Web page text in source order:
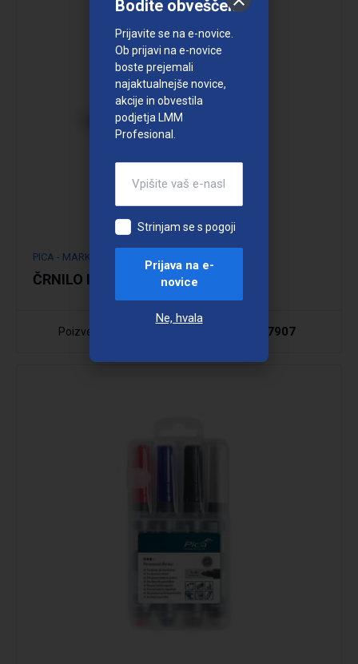
PICA - MARKER
ČRNILO INK IN BIG INK
Poizvedba 037907
Bodite obveščeni
Prijavite se na e-novice.
Ob prijavi na e-novice
boste prejemali
najaktualnejše novice,
akcije in obvestila
podjetja LMM
Profesional.
Strinjam se s pogoji
Prijava na e-
novice
Ne, hvala